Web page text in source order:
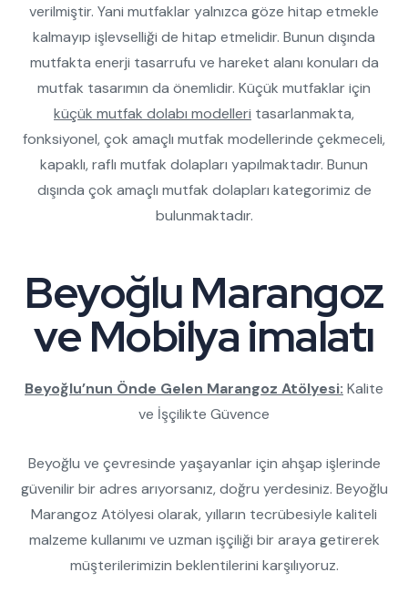
verilmiştir. Yani mutfaklar yalnızca göze hitap etmekle
kalmayıp işlevselliği de hitap etmelidir. Bunun dışında
mutfakta enerji tasarrufu ve hareket alanı konuları da
mutfak tasarımın da önemlidir. Küçük mutfaklar için
küçük mutfak dolabı modelleri tasarlanmakta,
fonksiyonel, çok amaçlı mutfak modellerinde çekmeceli,
kapaklı, raflı mutfak dolapları yapılmaktadır. Bunun
dışında çok amaçlı mutfak dolapları kategorimiz de
bulunmaktadır.
Beyoğlu Marangoz
ve Mobilya imalatı
Beyoğlu’nun Önde Gelen Marangoz Atölyesi: Kalite
ve İşçilikte Güvence
Beyoğlu ve çevresinde yaşayanlar için ahşap işlerinde
güvenilir bir adres arıyorsanız, doğru yerdesiniz. Beyoğlu
Marangoz Atölyesi olarak, yılların tecrübesiyle kaliteli
malzeme kullanımı ve uzman işçiliği bir araya getirerek
müşterilerimizin beklentilerini karşılıyoruz.